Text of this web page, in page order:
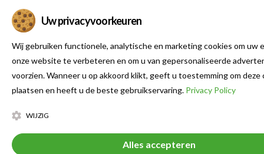
Uw privacyvoorkeuren
Wij gebruiken functionele, analytische en marketing cookies om uw
onze website te verbeteren en om u van gepersonaliseerde
voorzien. Wanneer u op akkoord klikt, geeft u toestemming om deze
plaatsen en heeft u de beste gebruikservaring. Privacy Policy
WIJZIG
Alles accepteren